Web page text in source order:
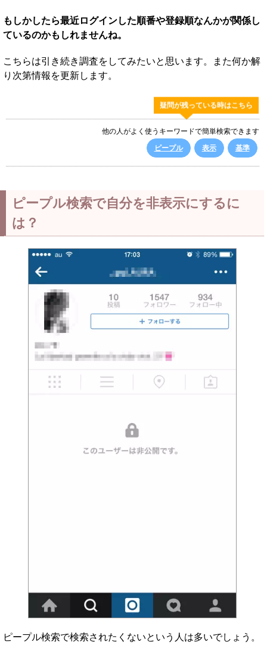
もしかしたら最近ログインした順番や登録順なんかが関係し
ているのかもしれませんね。
こちらは引き続き調査をしてみたいと思います。また何か解
り次第情報を更新します。
疑問が残っている時はこちら
他の人がよく使うキーワードで簡単検索できます
ピープル
表示 基準
ピープル検索で自分を非表示にするに
は？
ピープル検索で検索されたくないという人は多いでしょう。